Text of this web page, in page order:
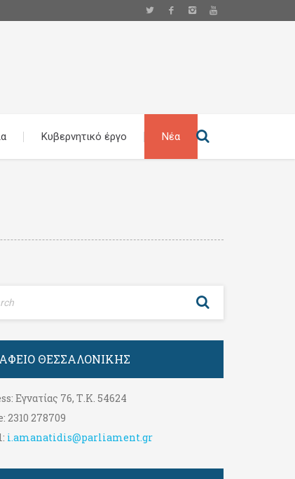
Κυβερνητικό έργο Νέα
ΘΕΣΣΑΛΟΝΊΚΗΣ
Εγνατίας 76, Τ.Κ. 54624
2310 278709
i.amanatidis@parliament.gr